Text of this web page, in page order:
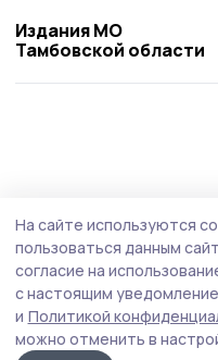
Издания МО
Тамбовской области
На сайте используются
пользоваться данным
согласие на
с настоящим
и Политикой
можно отменить в